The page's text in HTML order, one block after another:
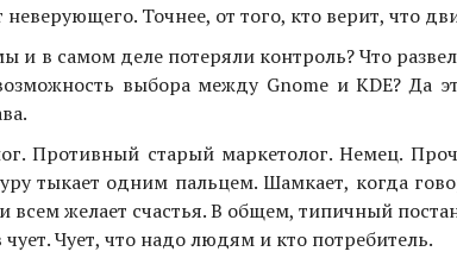
Точнее, от того, кто верит, что
и в самом деле потеряли контроль? Что
выбора между Gnome и KDE? Да
Противный старый маркетолог. Немец.
тыкает одним пальцем. Шамкает, когда
всем желает счастья. В общем, типичный
Чует, что надо людям и кто потребитель.